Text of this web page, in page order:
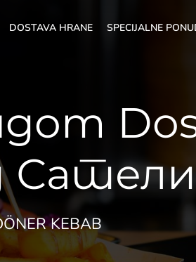
DOSTAVA HRANE SPECIJALNE
KEBAB